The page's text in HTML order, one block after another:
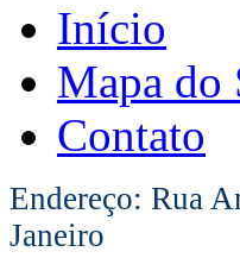
Início
Mapa do
Contato
Endereço: Rua
Janeiro